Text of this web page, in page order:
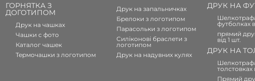
ГОРНЯТКА З
ДОГОТИПОМ
Друк на чашках
Чашки с фото
Каталог чашек
Термочашки з логотипом
Друк на запальничках
Брелоки з логотипом
Парасольки з логотипом
Силіконові браслети з
логотипом
Друк на надувних кулях
ДРУК НА
футболках
прямий
від 1 шт.
ДРУК НА
толстовках
Прямий